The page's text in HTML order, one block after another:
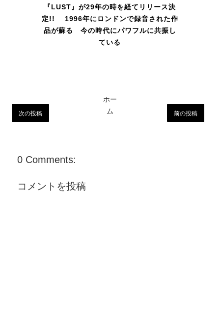
『LUST』が29年の時を経てリリース決
定!! 1996年にロンドンで録音された作
品が蘇る 今の時代にパワフルに共振し
ている
次の投稿 前の投稿
ホー
ム
0 Comments:
コメントを投稿